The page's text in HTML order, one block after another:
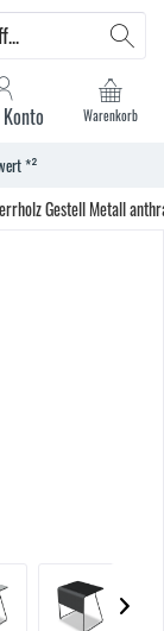
*²
Warenkorb
Gestell Metall